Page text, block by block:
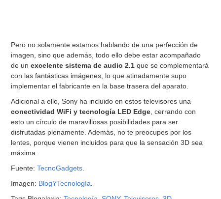
Pero no solamente estamos hablando de una perfección de
imagen, sino que además, todo ello debe estar acompañado
de unexcelente sistema de audio 2.1 que se complementará
con las fantásticas imágenes, lo que atinadamente supo
implementar el fabricante en la base trasera del aparato.
Adicional a ello, Sony ha incluido en estos televisores una
conectividad WiFi y tecnología LED Edge , cerrando con
esto un círculo de maravillosas posibilidades para ser
disfrutadas plenamente. Además, no te preocupes por los
lentes, porque vienen incluidos para que la sensación 3D sea
máxima.
Fuente:TecnoGadgets
Imagen: BlogYTecnología